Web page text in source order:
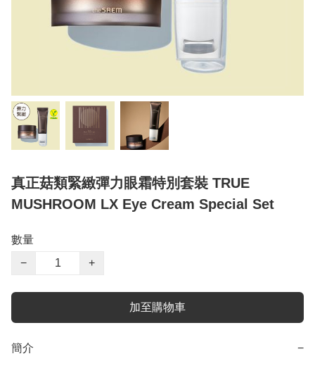
真正菇類緊緻彈力眼霜特別套裝 TRUE
MUSHROOM LX Eye Cream Special Set
數量
−
+
加至購物車
簡介 −